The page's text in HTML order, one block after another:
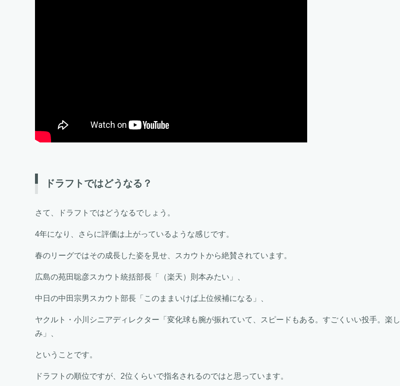
ドラフトではどうなる？
さて、ドラフトではどうなるでしょう。
4年になり、さらに評価は上がっているような感じです。
春のリーグではその成長した姿を見せ、スカウトから絶賛されています。
広島の苑田聡彦スカウト統括部長「（楽天）則本みたい」、
中日の中田宗男スカウト部長「このままいけば上位候補になる」、
ヤクルト・小川シニアディレクター「変化球も腕が振れていて、スピードもある。すごくいい投手。楽し
み」、
ということです。
ドラフトの順位ですが、2位くらいで指名されるのではと思っています。